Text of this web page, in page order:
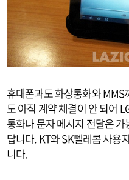
휴대폰과도 화상통화와
도 아직 계약 체결이 안 되어
통화나 문자 메시지 전달은
답니다. KT와 SK텔레콤 사용
니다.